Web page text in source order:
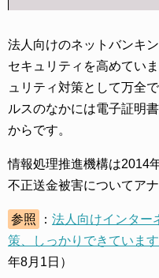
法人向けのネットバンキ
セキュリティを高めてい
ュリティ対策として万全
ルスのなかには電子証明
からです。
情報処理推進機構は2014
不正送金被害についてア
参照 ： 法人向けインター
策、しっかりできています
年8月1日）